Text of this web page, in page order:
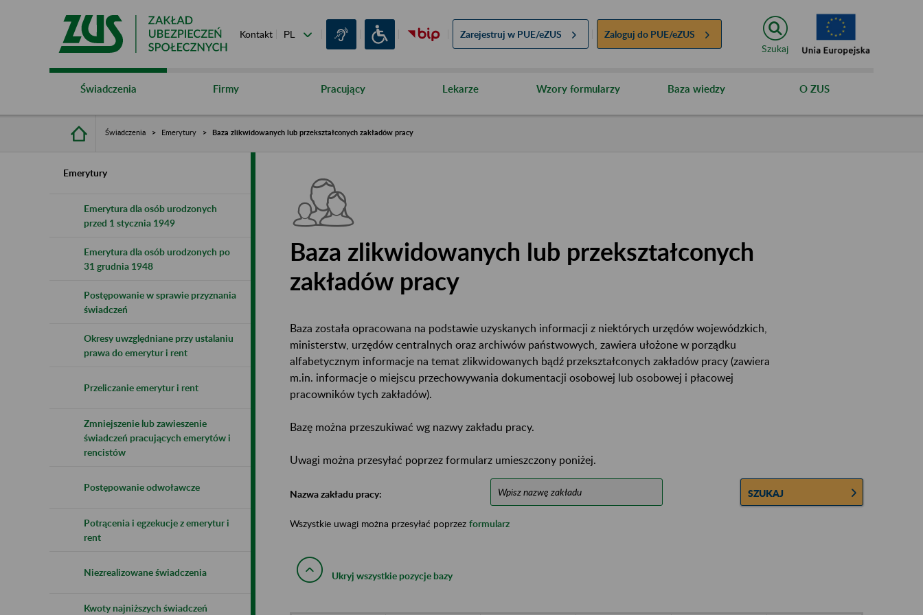
Kontakt Zarejestruj w PUE/eZUS Zaloguj do PUE/eZUS
Szukaj
Świadczenia Firmy Pracujący Lekarze Wzory formularzy Baza wiedzy O ZUS
Świadczenia Emerytury Baza zlikwidowanych lub przekształconych zakładów pracy
Emerytury
Emerytura dla osób urodzonych
przed 1 stycznia 1949
Emerytura dla osób urodzonych po
31 grudnia 1948
Postępowanie w sprawie przyznania
świadczeń
Okresy uwzględniane przy ustalaniu
prawa do emerytur i rent
Przeliczanie emerytur i rent
Zmniejszenie lub zawieszenie
świadczeń pracujących emerytów i
rencistów
Postępowanie odwoławcze
Potrącenia i egzekucje z emerytur i
rent
Niezrealizowane świadczenia
Kwoty najniższych świadczeń
Baza zlikwidowanych lub przekształconych
zakładów pracy
Baza została opracowana na podstawie uzyskanych informacji z niektórych urzędów wojewódzkich,
ministerstw, urzędów centralnych oraz archiwów państwowych, zawiera ułożone w porządku
alfabetycznym informacje na temat zlikwidowanych bądź przekształconych zakładów pracy (zawiera
m.in. informacje o miejscu przechowywania dokumentacji osobowej lub osobowej i płacowej
pracowników tych zakładów).
Bazę można przeszukiwać wg nazwy zakładu pracy.
Uwagi można przesyłać poprzez formularz umieszczony poniżej.
Nazwa zakładu pracy: SZUKAJ
Wszystkie uwagi można przesyłać poprzez formularz
Ukryj wszystkie pozycje bazy